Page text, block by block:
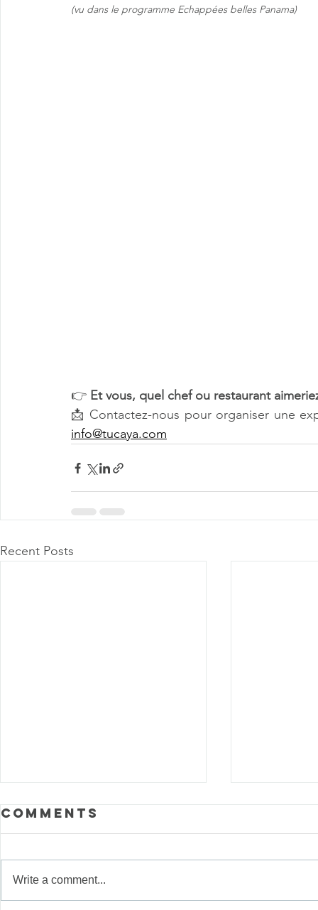
(vu dans le programme Echappées belles Panama)
👉 Et vous, quel chef ou restaurant
📩 Contactez-nous pour organiser une
info@tucaya.com
Recent Posts
Comments
Write a comment...